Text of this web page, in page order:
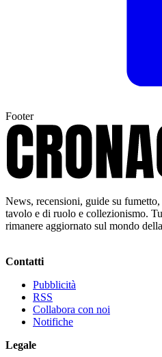
Footer
News, recensioni, guide su
tavolo e di ruolo e collezionismo.
rimanere aggiornato sul mondo
Contatti
Pubblicità
RSS
Collabora con noi
Notifiche
Legale